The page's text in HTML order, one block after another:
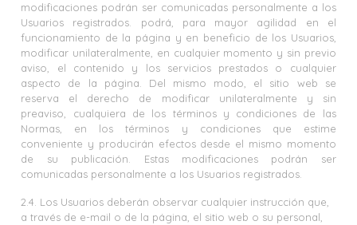
modificaciones podrán ser comunicadas personalmente a los
Usuarios registrados. podrá, para mayor agilidad en el
funcionamiento de la página y en beneficio de los Usuarios,
modificar unilateralmente, en cualquier momento y sin previo
aviso, el contenido y los servicios prestados o cualquier
aspecto de la página. Del mismo modo, el sitio web se
reserva el derecho de modificar unilateralmente y sin
preaviso, cualquiera de los términos y condiciones de las
Normas, en los términos y condiciones que estime
conveniente y producirán efectos desde el mismo momento
de su publicación. Estas modificaciones podrán ser
comunicadas personalmente a los Usuarios registrados.
2.4. Los Usuarios deberán observar cualquier instrucción que,
a través de e-mail o de la página, el sitio web o su personal,